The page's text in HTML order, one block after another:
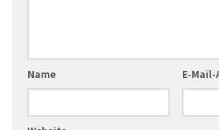
Name E-Mail-